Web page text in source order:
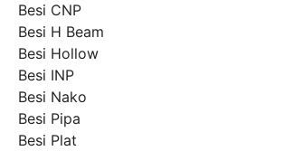
Besi CNP
Besi H Beam
Besi Hollow
Besi INP
Besi Nako
Besi Pipa
Besi Plat